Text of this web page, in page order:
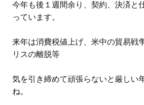
今年も後１週間余り、契約、決済と
っています。
来年は消費税値上げ、米中の貿易戦
リスの離脱等
気を引き締めて頑張らないと厳しい
ね。